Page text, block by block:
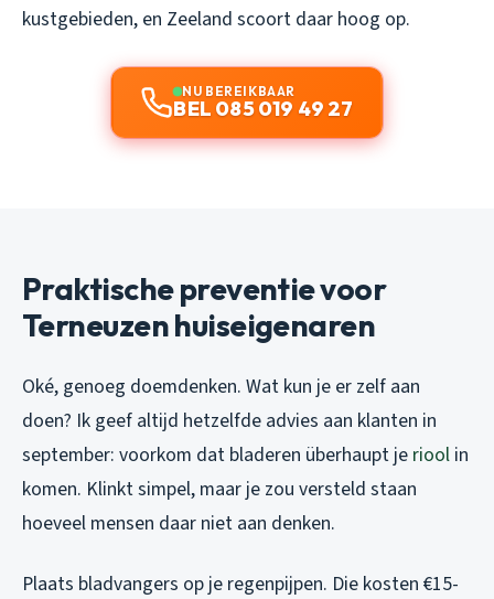
kustgebieden, en Zeeland scoort daar hoog op.
NU BEREIKBAAR
BEL 085 019 49 27
Praktische preventie voor
Terneuzen huiseigenaren
Oké, genoeg doemdenken. Wat kun je er zelf aan
doen? Ik geef altijd hetzelfde advies aan klanten in
september: voorkom dat bladeren überhaupt je riool in
komen. Klinkt simpel, maar je zou versteld staan
hoeveel mensen daar niet aan denken.
Plaats bladvangers op je regenpijpen. Die kosten €15-